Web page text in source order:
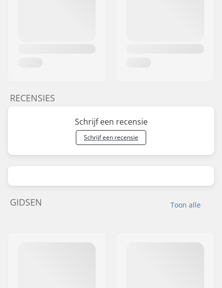
RECENSIES
Schrijf een recensie
Schrijf een recensie
Toon alle
GIDSEN